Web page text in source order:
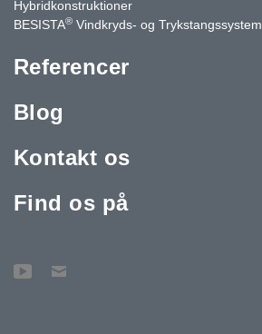
Hybridkonstruktioner
BESISTA® Vindkryds- og Trykstangssystem
Referencer
Blog
Kontakt os
Find os på